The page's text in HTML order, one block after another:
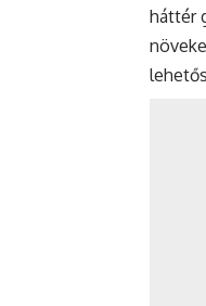
háttér